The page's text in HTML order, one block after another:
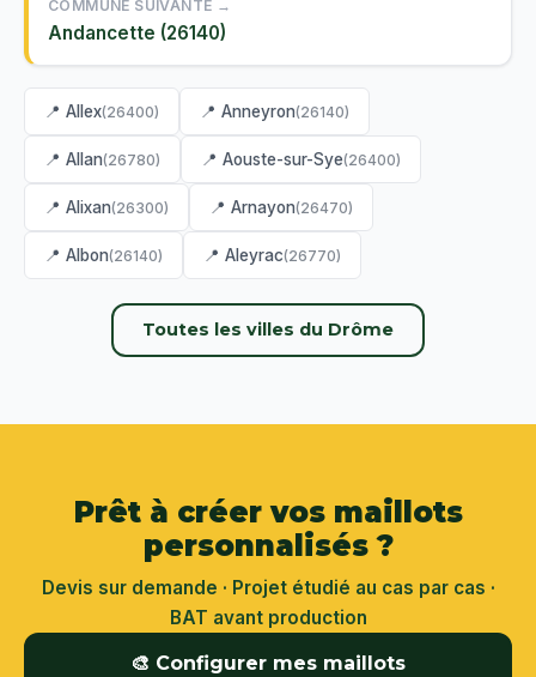
COMMUNE SUIVANTE →
Andancette (26140)
📍 Allex(26400) 📍 Anneyron(26140)
📍 Allan(26780) 📍 Aouste-sur-Sye(26400)
📍 Alixan(26300) 📍 Arnayon(26470)
📍 Albon(26140) 📍 Aleyrac(26770)
Toutes les villes du Drôme
Prêt à créer vos maillots
personnalisés ?
Devis sur demande · Projet étudié au cas par cas ·
BAT avant production
🎨 Configurer mes maillots